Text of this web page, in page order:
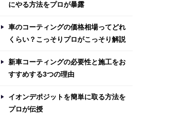
にやる方法をプロが暴露
車のコーティングの価格相場ってどれ
くらい？こっそりプロがこっそり解説
新車コーティングの必要性と施工をお
すすめする3つの理由
イオンデポジットを簡単に取る方法を
プロが伝授